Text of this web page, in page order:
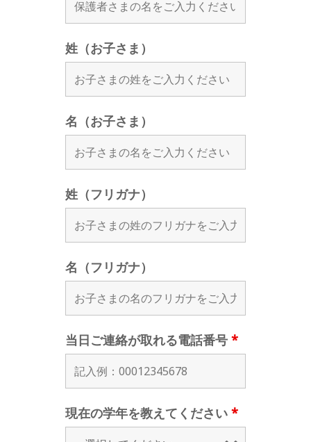
姓（お子さま）
名（お子さま）
姓（フリガナ）
名（フリガナ）
当日ご連絡が取れる電話番号 *
現在の学年を教えてください *